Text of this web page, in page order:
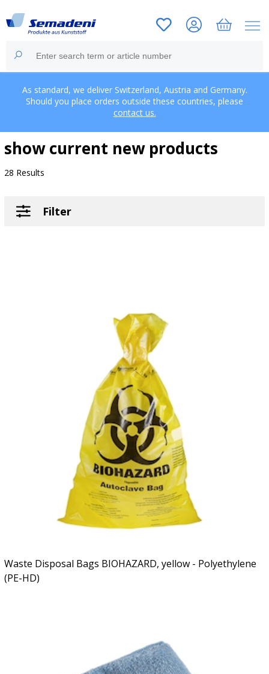
As standard, we deliver Switzerland, Austria and Germany.
Should you place orders outside these countries, please
contact us.
show current new products
28 Results
Filter
Waste Disposal Bags BIOHAZARD, yellow - Polyethylene
(PE-HD)